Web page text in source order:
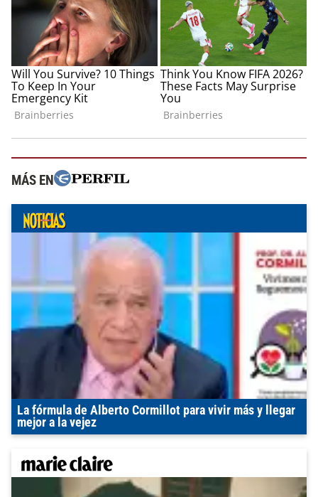
MÁS EN
La fórmula de Alberto Cormillot para vivir más y llegar
mejor a la vejez